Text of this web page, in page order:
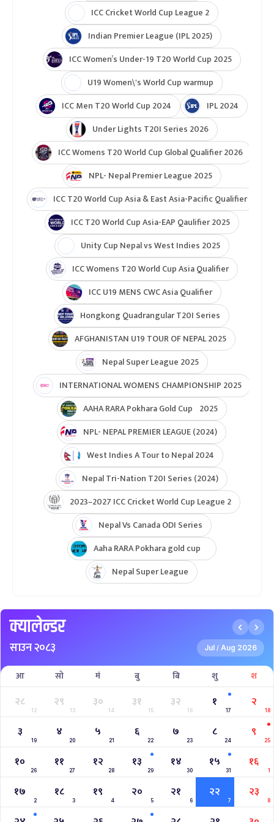
ICC Cricket World Cup League 2
Indian Premier League (IPL 2025)
ICC Women’s Under-19 T20 World Cup 2025
U19 Women\'s World Cup warmup
ICC Men T20 World Cup 2024
IPL 2024
Under Lights T20I Series 2026
ICC Womens T20 World Cup Global Qualifier 2026
NPL- Nepal Premier League 2025
ICC T20 World Cup Asia & East Asia-Pacific Qualifier
ICC T20 World Cup Asia-EAP Qaulifier 2025
Unity Cup Nepal vs West Indies 2025
ICC Womens T20 World Cup Asia Qualifier
ICC U19 MENS CWC Asia Qualifier
Hongkong Quadrangular T20I Series
AFGHANISTAN U19 TOUR OF NEPAL 2025
Nepal Super League 2025
INTERNATIONAL WOMENS CHAMPIONSHIP 2025
AAHA RARA Pokhara Gold Cup 2025
NPL- NEPAL PREMIER LEAGUE (2024)
West Indies A Tour to Nepal 2024
Nepal Tri-Nation T20I Series (2024)
2023–2027 ICC Cricket World Cup League 2
Nepal Vs Canada ODI Series
Aaha RARA Pokhara gold cup
Nepal Super League
क्यालेन्डर
साउन २०८३ Jul / Aug 2026
आ सो मं बु बि शु श
२८
12
२९
13
३०
14
३१
15
३२
16
१
17
२
18
३
19
४
20
५
21
६
22
७
23
८
24
९
25
१०
26
११
27
१२
28
१३
29
१४
30
१५
31
१६
1
१७
2
१८
3
१९
4
२०
5
२१
6
२२
7
२३
8